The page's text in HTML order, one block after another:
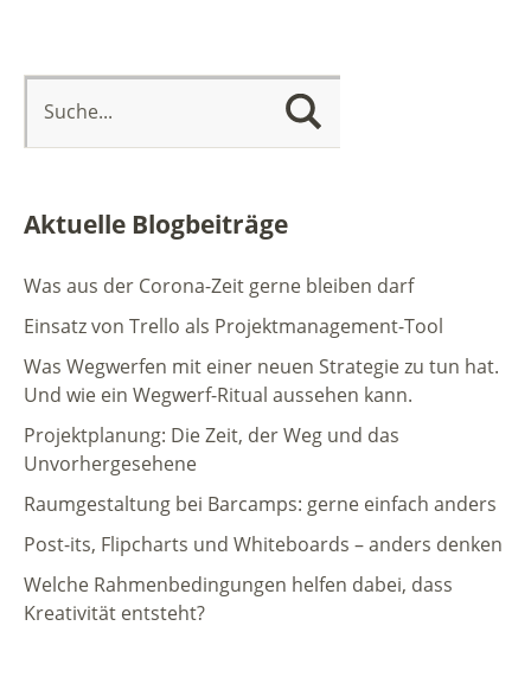
Aktuelle Blogbeiträge
Was aus der Corona-Zeit gerne bleiben darf
Einsatz von Trello als Projektmanagement-Tool
Was Wegwerfen mit einer neuen Strategie zu tun hat.
Und wie ein Wegwerf-Ritual aussehen kann.
Projektplanung: Die Zeit, der Weg und das
Unvorhergesehene
Raumgestaltung bei Barcamps: gerne einfach anders
Post-its, Flipcharts und Whiteboards – anders denken
Welche Rahmenbedingungen helfen dabei, dass
Kreativität entsteht?